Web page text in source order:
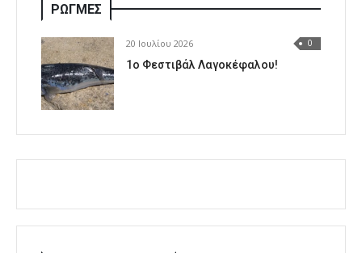
ΡΩΓΜΕΣ
20 Ιουλίου 2026 0
1o Φεστιβάλ Λαγοκέφαλου!